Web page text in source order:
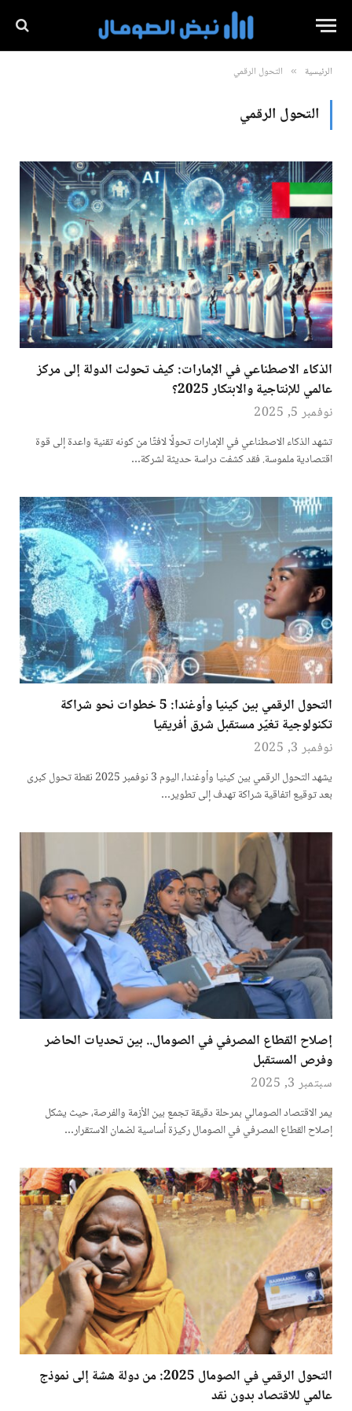
الرئيسية » التحول الرقمي
التحول الرقمي
الذكاء الاصطناعي في الإمارات: كيف تحولت الدولة إلى مركز
عالمي للإنتاجية والابتكار 2025؟
نوفمبر 5, 2025
تشهد الذكاء الاصطناعي في الإمارات تحولًا لافتًا من كونه تقنية واعدة إلى قوة
اقتصادية ملموسة. فقد كشفت دراسة حديثة لشركة…
التحول الرقمي بين كينيا وأوغندا: 5 خطوات نحو شراكة
تكنولوجية تغيّر مستقبل شرق أفريقيا
نوفمبر 3, 2025
يشهد التحول الرقمي بين كينيا وأوغندا، اليوم 3 نوفمبر 2025 نقطة تحول كبرى
بعد توقيع اتفاقية شراكة تهدف إلى تطوير…
إصلاح القطاع المصرفي في الصومال.. بين تحديات الحاضر
وفرص المستقبل
سبتمبر 3, 2025
يمر الاقتصاد الصومالي بمرحلة دقيقة تجمع بين الأزمة والفرصة، حيث يشكل
إصلاح القطاع المصرفي في الصومال ركيزة أساسية لضمان الاستقرار…
التحول الرقمي في الصومال 2025: من دولة هشة إلى نموذج
عالمي للاقتصاد بدون نقد